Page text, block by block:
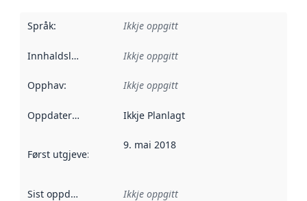
Språk: Ikkje oppgitt
Innhaldsleverandørar :
Ikkje oppgitt
Opphav: Ikkje oppgitt
Oppdateringsfrekvens :
Ikkje Planlagt
Først utgjeve:
9. mai 2018
Sist oppdatert Ikkje oppgitt